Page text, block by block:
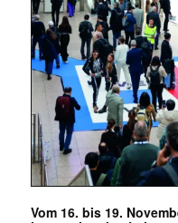
Vom 16. bis 19.